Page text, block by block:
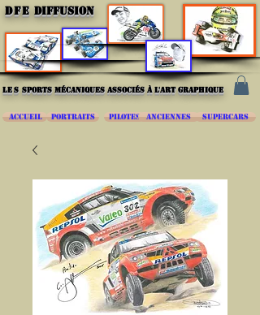
DFE DIFFUSION
les sports mécaniques associés à l'art graphique
ACCUEIL PORTRAITS PILOTES ANCIENNES SUPERCARS